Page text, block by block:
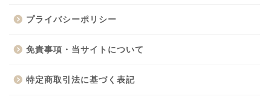
プライバシーポリシー
免責事項・当サイトについて
特定商取引法に基づく表記